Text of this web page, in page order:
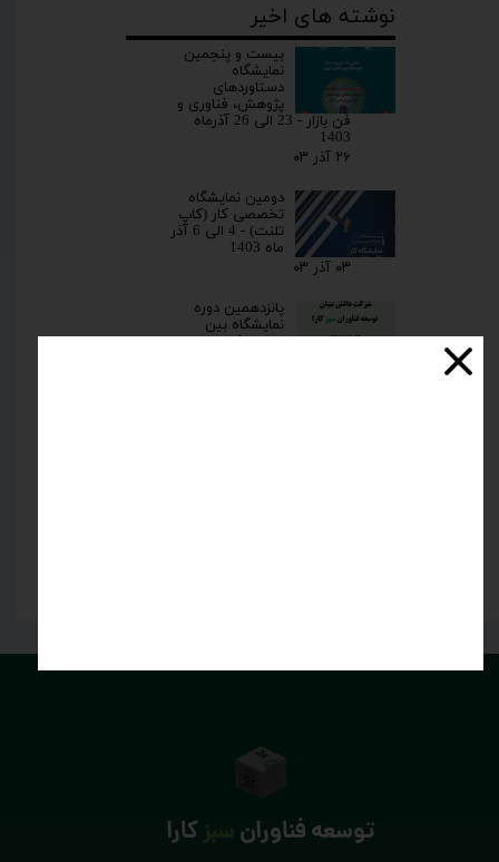
نوشته های اخیر
بیست و پنجمین
نمایشگاه
دستاوردهای
پژوهش، فناوری و
فن بازار - 23 الی 26 آذرماه
1403
۲۶ آذر ۰۳
دومین نمایشگاه
تخصصی کار (کاپ
تلنت) - 4 الی 6 آذر
ماه 1403
۰۳ آذر ۰۳
پانزدهمین دوره
نمایشگاه بین
المللی فناوری نانو
توسعه فناوران کارا